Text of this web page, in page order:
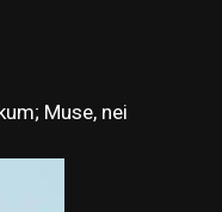
Muse, nei